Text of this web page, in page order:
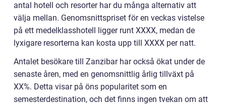
antal hotell och resorter har du många alternativ att
välja mellan. Genomsnittspriset för en veckas vistelse
på ett medelklasshotell ligger runt XXXX, medan de
lyxigare resorterna kan kosta upp till XXXX per natt.
Antalet besökare till Zanzibar har också ökat under de
senaste åren, med en genomsnittlig årlig tillväxt på
XX%. Detta visar på öns popularitet som en
semesterdestination, och det finns ingen tvekan om att